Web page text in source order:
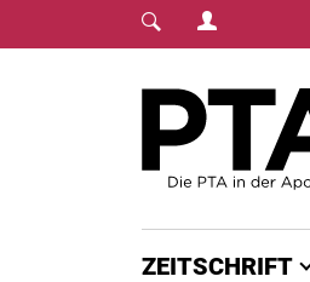
Login Menu
ZEITSCHRIFT